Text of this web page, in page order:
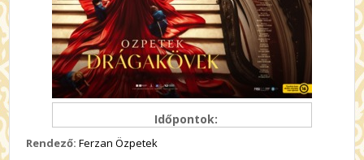
Időpontok:
Rendező: Ferzan Özpetek